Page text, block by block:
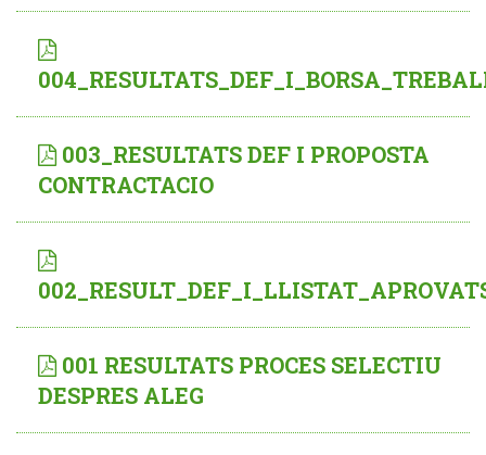
003_RESULTATS DEF I PROPOSTA
CONTRACTACIO
001 RESULTATS PROCES SELECTIU
DESPRES ALEG